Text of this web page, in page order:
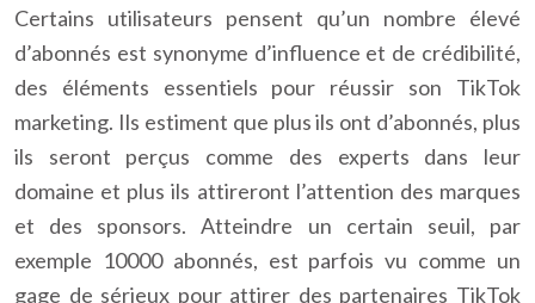
Certains utilisateurs pensent qu’un nombre élevé
d’abonnés est synonyme d’influence et de crédibilité,
des éléments essentiels pour réussir son TikTok
marketing. Ils estiment que plus ils ont d’abonnés, plus
ils seront perçus comme des experts dans leur
domaine et plus ils attireront l’attention des marques
et des sponsors. Atteindre un certain seuil, par
exemple 10000 abonnés, est parfois vu comme un
gage de sérieux pour attirer des partenaires TikTok